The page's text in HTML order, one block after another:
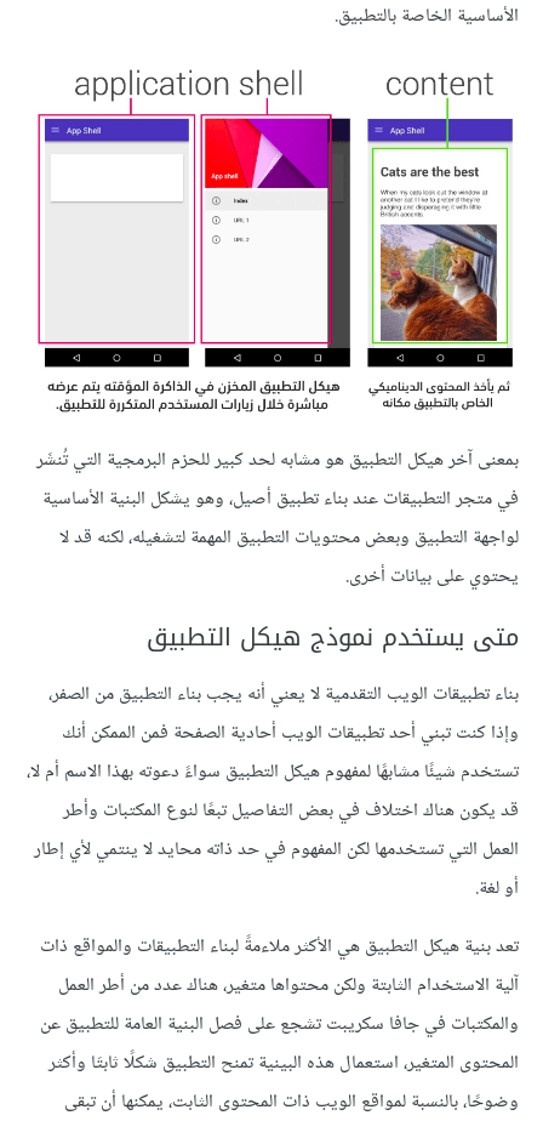
الأساسية الخاصة بالتطبيق.
بمعنى آخر هيكل التطبيق هو مشابه لحد كبير للحزم البرمجية التي تُنشَر
في متجر التطبيقات عند بناء تطبيق أصيل، وهو يشكل البنية الأساسية
لواجهة التطبيق وبعض محتويات التطبيق المهمة لتشغيله، لكنه قد لا
يحتوي على بيانات أخرى.
متى يستخدم نموذج هيكل التطبيق
بناء تطبيقات الويب التقدمية لا يعني أنه يجب بناء التطبيق من الصفر،
وإذا كنت تبني أحد تطبيقات الويب أحادية الصفحة فمن الممكن أنك
تستخدم شيئًا مشابهًا لمفهوم هيكل التطبيق سواءً دعوته بهذا الاسم أم لا،
قد يكون هناك اختلاف في بعض التفاصيل تبعًا لنوع المكتبات وأطر
العمل التي تستخدمها لكن المفهوم في حد ذاته محايد لا ينتمي لأي إطار
أو لغة.
تعد بنية هيكل التطبيق هي الأكثر ملاءمةً لبناء التطبيقات والمواقع ذات
آلية الاستخدام الثابتة ولكن محتواها متغير، هناك عدد من أطر العمل
والمكتبات في جافا سكريبت تشجع على فصل البنية العامة للتطبيق عن
المحتوى المتغير، استعمال هذه البينية تمنح التطبيق شكلًا ثابتَا وأكثر
وضوحًا، بالنسبة لمواقع الويب ذات المحتوى الثابت، يمكنها أن تبقى